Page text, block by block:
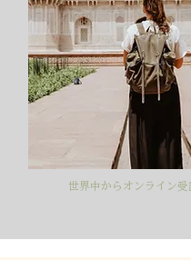
世界中からオンライン受